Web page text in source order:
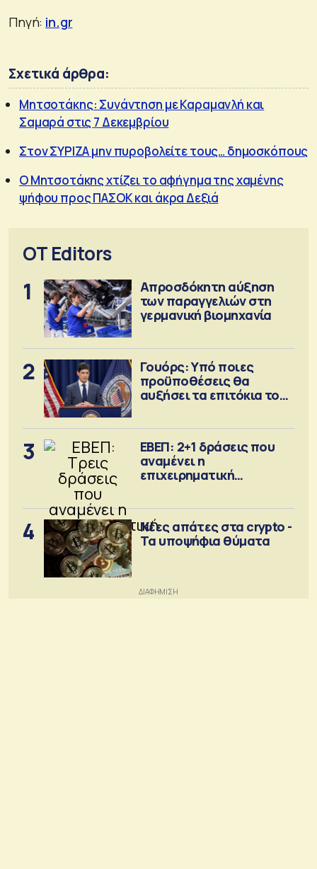
Πηγή: in.gr
Σχετικά άρθρα:
Μητσοτάκης: Συνάντηση με Καραμανλή και
Σαμαρά στις 7 Δεκεμβρίου
Στον ΣΥΡΙΖΑ μην πυροβολείτε τους… δημοσκόπους
Ο Μητσοτάκης χτίζει το αφήγημα της χαμένης
ψήφου προς ΠΑΣΟΚ και άκρα Δεξιά
OT Editors
1
Απροσδόκητη αύξηση
των παραγγελιών στη
γερμανική βιομηχανία
2
Γουόρς: Υπό ποιες
προϋποθέσεις θα
αυξήσει τα επιτόκια τον
3
ΕΒΕΠ: 2+1 δράσεις που
αναμένει η
επιχειρηματική
4
Νέες απάτες στα crypto -
Τα υποψήφια θύματα